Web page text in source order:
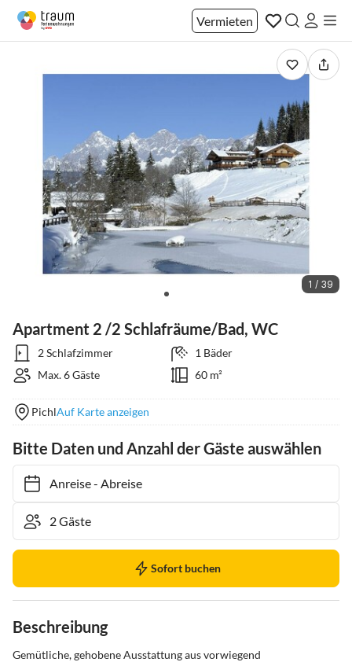
Vermieten
1 / 39
Apartment 2 /2 Schlafräume/Bad, WC
2 Schlafzimmer
1 Bäder
Max. 6 Gäste
60 m²
PichlAuf Karte anzeigen
Bitte Daten und Anzahl der Gäste auswählen
Anreise- Abreise
Sofort buchen
Beschreibung
Gemütliche, gehobene Ausstattung aus vorwiegend